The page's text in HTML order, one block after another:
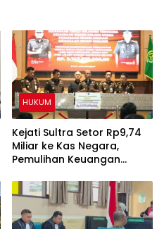
HUKUM
Kejati Sultra Setor Rp9,74
Miliar ke Kas Negara,
Pemulihan Keuangan
Capai Rp11,54 Miliar